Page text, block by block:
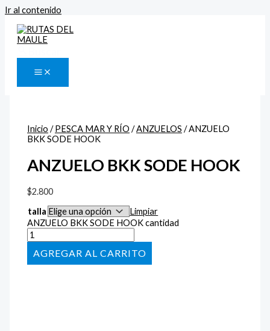
Ir al contenido
Inicio /PESCA MAR Y RÍO /ANZUELOS / ANZUELO
BKK SODE HOOK
ANZUELO BKK SODE HOOK
$2.800
talla
Limpiar
ANZUELO BKK SODE HOOK cantidad
AÑADIR AL CARRITO